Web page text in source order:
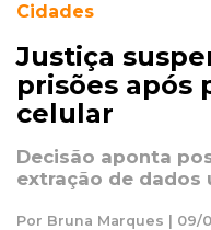
Cidades
Justiça
prisões após
celular
Decisão aponta
extração de dados
Por Bruna Marques | 09/